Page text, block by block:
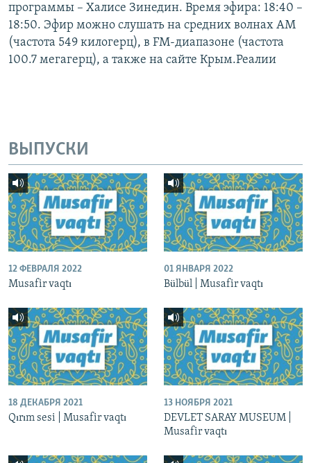
программы – Халисе Зинедин. Время эфира: 18:40 –
18:50. Эфир можно слушать на средних волнах AM
(частота 549 килогерц), в FM-диапазоне (частота
100.7 мегагерц), а также на сайте Крым.Реалии
ВЫПУСКИ
12 ФЕВРАЛЯ 2022
Musafir vaqtı
01 ЯНВАРЯ 2022
Bülbül | Musafir vaqtı
18 ДЕКАБРЯ 2021
Qırım sesi | Musafir vaqtı
13 НОЯБРЯ 2021
DEVLET SARAY MUSEUM |
Musafir vaqtı